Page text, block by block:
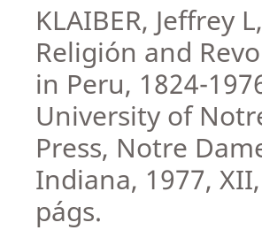
KLAIBER, Jeffrey
Religión and
in Peru, 1824-
University of
Press, Notre
Indiana, 1977,
págs.